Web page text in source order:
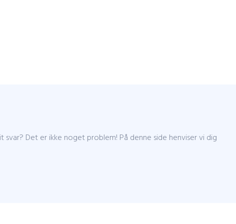
Det er ikke noget problem! På denne side henviser vi dig